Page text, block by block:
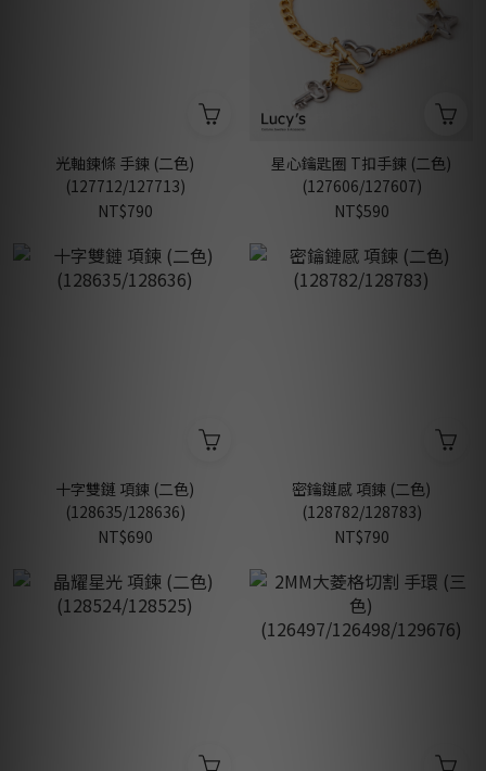
光軸鍊條 手鍊 (二色)
(127712/127713)
NT$790
星心鑰匙圈 T扣手鍊 (二色)
(127606/127607)
NT$590
十字雙鏈 項鍊 (二色)
(128635/128636)
NT$690
密鑰鏈感 項鍊 (二色)
(128782/128783)
NT$790